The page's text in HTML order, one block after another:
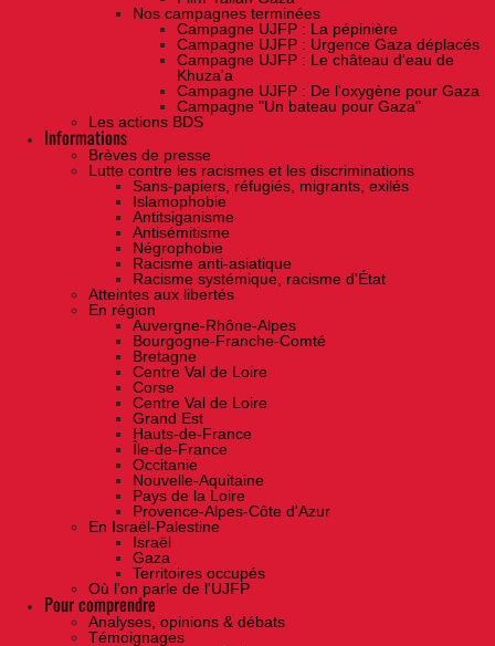
Nos campagnes terminées
Campagne UJFP : La pépinière
Campagne UJFP : Urgence Gaza déplacés
Campagne UJFP : Le château d'eau de
Khuza'a
Campagne UJFP : De l'oxygène pour Gaza
Campagne "Un bateau pour Gaza"
Les actions BDS
Informations
Brèves de presse
Lutte contre les racismes et les discriminations
Sans-papiers, réfugiés, migrants, exilés
Islamophobie
Antitsiganisme
Antisémitisme
Négrophobie
Racisme anti-asiatique
Racisme systémique, racisme d'État
Atteintes aux libertés
En région
Auvergne-Rhône-Alpes
Bourgogne-Franche-Comté
Bretagne
Centre Val de Loire
Corse
Centre Val de Loire
Grand Est
Hauts-de-France
Île-de-France
Occitanie
Nouvelle-Aquitaine
Pays de la Loire
Provence-Alpes-Côte d'Azur
En Israël-Palestine
Israël
Gaza
Territoires occupés
Où l'on parle de l'UJFP
Pour comprendre
Analyses, opinions & débats
Témoignages